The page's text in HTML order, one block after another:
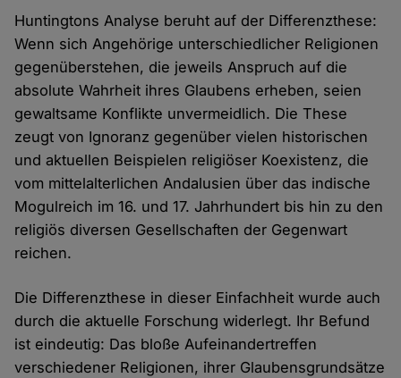
Huntingtons Analyse beruht auf der Differenzthese:
Wenn sich Angehörige unterschiedlicher Religionen
gegenüberstehen, die jeweils Anspruch auf die
absolute Wahrheit ihres Glaubens erheben, seien
gewaltsame Konflikte unvermeidlich. Die These
zeugt von Ignoranz gegenüber vielen historischen
und aktuellen Beispielen religiöser Koexistenz, die
vom mittelalterlichen Andalusien über das indische
Mogulreich im 16. und 17. Jahrhundert bis hin zu den
religiös diversen Gesellschaften der Gegenwart
reichen.
Die Differenzthese in dieser Einfachheit wurde auch
durch die aktuelle Forschung widerlegt. Ihr Befund
ist eindeutig: Das bloße Aufeinandertreffen
verschiedener Religionen, ihrer Glaubensgrundsätze